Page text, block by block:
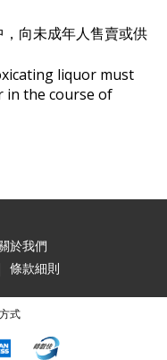
，向未成年人售賣或供
liquor must
in the course of
於我們
條款細則
式